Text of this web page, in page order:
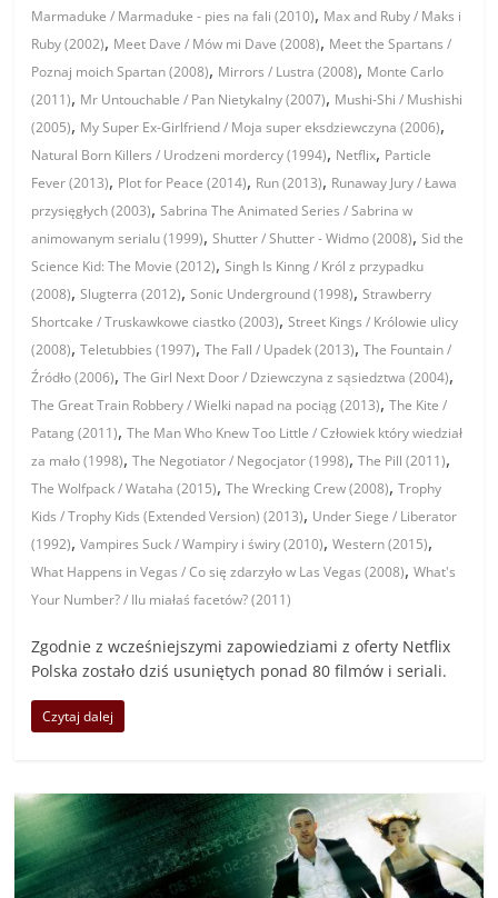
Marmaduke / Marmaduke - pies na fali (2010), Max and Ruby / Maks i
Ruby (2002), Meet Dave / Mów mi Dave (2008), Meet the Spartans /
Poznaj moich Spartan (2008), Mirrors / Lustra (2008), Monte Carlo
(2011), Mr Untouchable / Pan Nietykalny (2007), Mushi-Shi / Mushishi
(2005), My Super Ex-Girlfriend / Moja super eksdziewczyna (2006),
Natural Born Killers / Urodzeni mordercy (1994), Netflix, Particle
Fever (2013), Plot for Peace (2014), Run (2013), Runaway Jury / Ława
przysięgłych (2003),Sabrina The Animated Series / Sabrina w
animowanym serialu (1999),Shutter / Shutter - Widmo (2008),Sid the
Science Kid: The Movie (2012),Singh Is Kinng / Król z przypadku
(2008),Slugterra (2012),Sonic Underground (1998),Strawberry
Shortcake / Truskawkowe ciastko (2003),Street Kings / Królowie ulicy
(2008),Teletubbies (1997),The Fall / Upadek (2013),The Fountain /
Źródło (2006),The Girl Next Door / Dziewczyna z sąsiedztwa (2004),
The Great Train Robbery / Wielki napad na pociąg (2013),The Kite /
Patang (2011),The Man Who Knew Too Little / Człowiek który wiedział
za mało (1998),The Negotiator / Negocjator (1998),The Pill (2011),
The Wolfpack / Wataha (2015),The Wrecking Crew (2008),Trophy
Kids / Trophy Kids (Extended Version) (2013), Under Siege / Liberator
(1992),Vampires Suck / Wampiry i świry (2010),Western (2015),
What Happens in Vegas / Co się zdarzyło w Las Vegas (2008),What's
Your Number? / Ilu miałaś facetów? (2011)
Zgodnie z wcześniejszymi zapowiedziami z oferty Netflix
Polska zostało dziś usuniętych ponad 80 filmów i seriali.
Czytaj dalej